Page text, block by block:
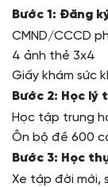
Bước 1: Đăng
CMND/CCCD
4 ảnh thẻ 3x4
Giấy khám sức
Bước 2: Học lý
Học tập trung
Ôn bộ đề 600
Bước 3: Học
Xe tập đời mới,